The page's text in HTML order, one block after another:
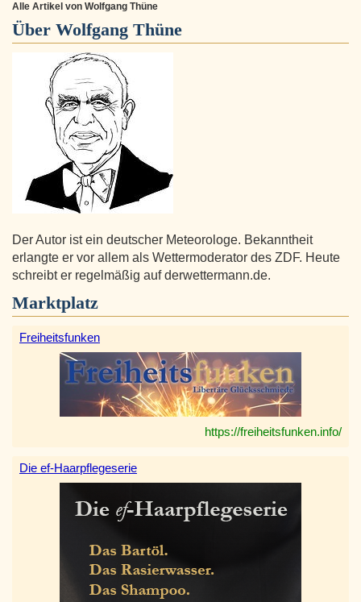
Alle Artikel von Wolfgang Thüne
Über Wolfgang Thüne
Der Autor ist ein deutscher Meteorologe. Bekanntheit
erlangte er vor allem als Wettermoderator des ZDF. Heute
schreibt er regelmäßig auf derwettermann.de.
Marktplatz
Freiheitsfunken
https://freiheitsfunken.info/
Die ef-Haarpflegeserie